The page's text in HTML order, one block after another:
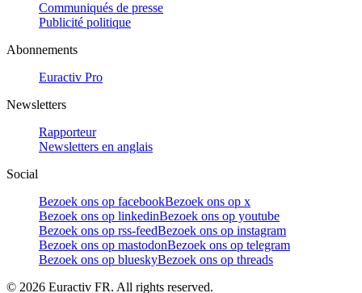
Communiqués de presse
Publicité politique
Abonnements
Euractiv Pro
Newsletters
Rapporteur
Newsletters en anglais
Social
Bezoek ons op facebookBezoek ons op x
Bezoek ons op linkedinBezoek ons op youtube
Bezoek ons op rss-feedBezoek ons op instagram
Bezoek ons op mastodonBezoek ons op telegram
Bezoek ons op blueskyBezoek ons op threads
© 2026 Euractiv FR. All rights reserved.